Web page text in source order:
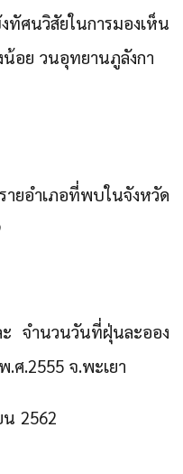
ศนวิสัยในการมองเห็น
อย วนอุทยานภูลังกา
อำเภอที่พบในจังหวัด
จำนวนวันที่ฝุ่นละออง
ศ.2555 จ.พะเยา
2562